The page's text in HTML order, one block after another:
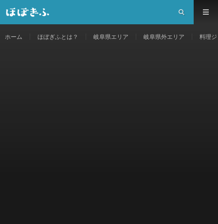
ホーム ほぼぎふとは？ 岐阜県エリア 岐阜県外エリア 料理